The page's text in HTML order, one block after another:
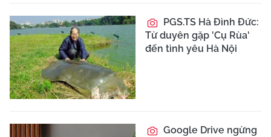
PGS.TS Hà Đình Đức:
Từ duyên gặp 'Cụ Rùa'
đến tình yêu Hà Nội
Google Drive ngừng